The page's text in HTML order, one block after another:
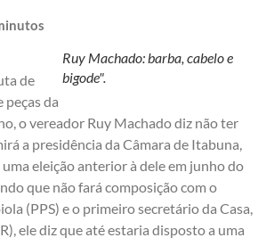
Ruy Machado: barba, cabelo e
bigode".
de
peças da
o vereador Ruy Machado diz não ter
a presidência da Câmara de Itabuna,
eleição anterior à dele em junho do
que não fará composição com o
(PPS) e o primeiro secretário da Casa,
ele diz que até estaria disposto a uma